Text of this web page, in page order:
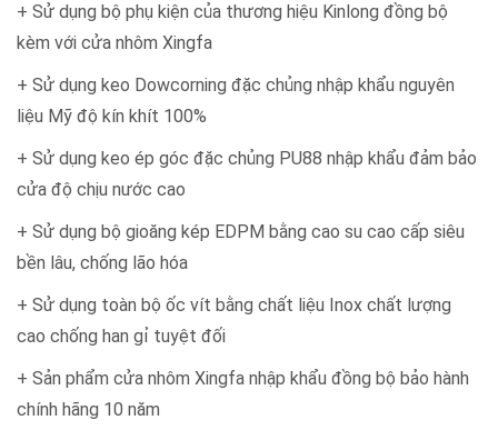
+ Sử dụng bộ phụ kiện của thương hiệu Kinlong đồng bộ
kèm với cửa nhôm Xingfa
+ Sử dụng keo Dowcorning đặc chủng nhập khẩu nguyên
liệu Mỹ độ kín khít 100%
+ Sử dụng keo ép góc đặc chủng PU88 nhập khẩu đảm bảo
cửa độ chịu nước cao
+ Sử dụng bộ gioăng kép EDPM bằng cao su cao cấp siêu
bền lâu, chống lão hóa
+ Sử dụng toàn bộ ốc vít bằng chất liệu Inox chất lượng
cao chống han gỉ tuyệt đối
+ Sản phẩm cửa nhôm Xingfa nhập khẩu đồng bộ bảo hành
chính hãng 10 năm